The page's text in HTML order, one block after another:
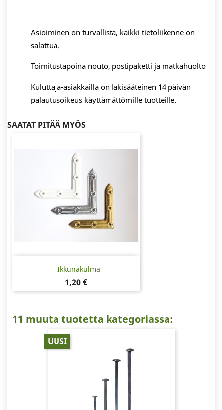
Asioiminen on turvallista, kaikki tietoliikenne on
salattua.
Toimitustapoina nouto, postipaketti ja matkahuolto
Kuluttaja-asiakkailla on lakisääteinen 14 päivän
palautusoikeus käyttämättömille tuotteille.
SAATAT PITÄÄ MYÖS
Ikkunakulma
Hinta
1,20 €
11 muuta tuotetta kategoriassa:
UUSI